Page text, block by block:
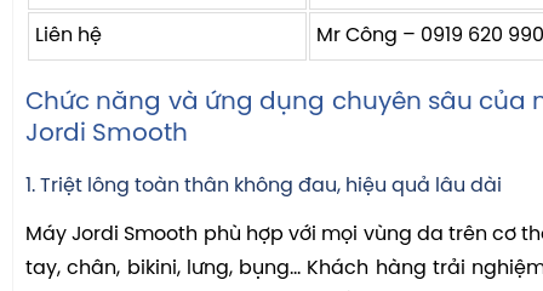
Liên hệ Mr Công – 0919 620 990
Chức năng và ứng dụng chuyên sâu của
Jordi Smooth
1. Triệt lông toàn thân không đau, hiệu quả lâu dài
Máy Jordi Smooth phù hợp với mọi vùng da trên cơ
tay, chân, bikini, lưng, bụng… Khách hàng trải